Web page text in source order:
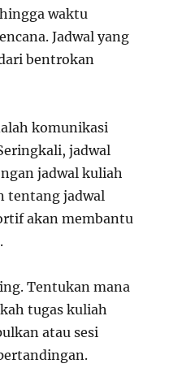
waktu
Jadwal yang
bentrokan
komunikasi
jadwal
jadwal kuliah
tentang jadwal
akan membantu
Tentukan mana
tugas kuliah
atau sesi